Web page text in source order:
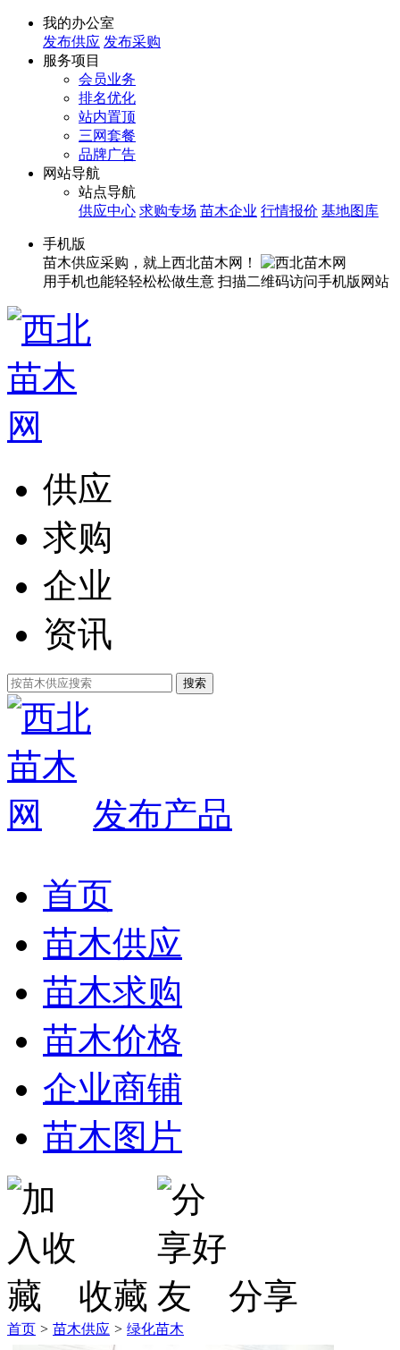
我的办公室
发布供应 发布采购
服务项目
会员业务
排名优化
站内置顶
三网套餐
品牌广告
网站导航
站点导航
供应中心 求购专场 苗木企业 行情报价 基地图库
手机版
苗木供应采购，就上西北苗木网！
用手机也能轻轻松松做生意 扫描二维码访问手机版网站
供应
求购
企业
资讯
发布产品
首页
苗木供应
苗木求购
苗木价格
企业商铺
苗木图片
收藏 分享
首页 > 苗木供应 > 绿化苗木